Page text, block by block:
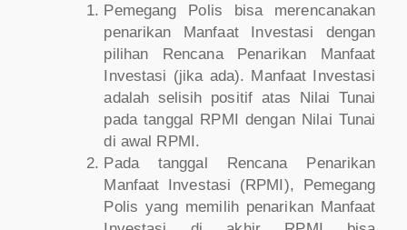
Pemegang Polis bisa merencanakan
penarikan Manfaat Investasi dengan
pilihan Rencana Penarikan Manfaat
Investasi (jika ada). Manfaat Investasi
adalah selisih positif atas Nilai Tunai
pada tanggal RPMI dengan Nilai Tunai
di awal RPMI.
Pada tanggal Rencana Penarikan
Manfaat Investasi (RPMI), Pemegang
Polis yang memilih penarikan Manfaat